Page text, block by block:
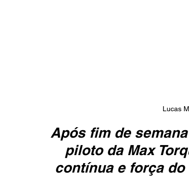
Lucas
Após fim de
piloto da Max
contínua e força